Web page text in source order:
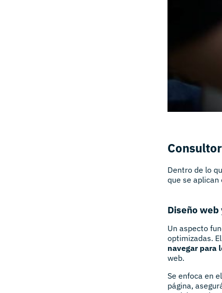
Dentro de lo
que se aplican
Diseño
Un aspecto
optimizadas.
navegar para
web.
Se enfoca en
página,